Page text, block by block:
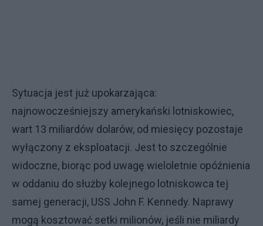
Sytuacja jest już upokarzająca:
najnowocześniejszy amerykański lotniskowiec,
wart 13 miliardów dolarów, od miesięcy pozostaje
wyłączony z eksploatacji. Jest to szczególnie
widoczne, biorąc pod uwagę wieloletnie opóźnienia
w oddaniu do służby kolejnego lotniskowca tej
samej generacji, USS John F. Kennedy. Naprawy
mogą kosztować setki milionów, jeśli nie miliardy